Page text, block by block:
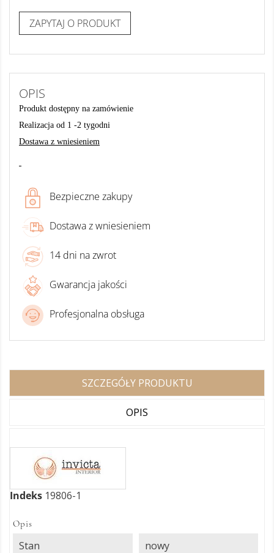
OPIS
Produkt dostępny na zamówienie
Realizacja od 1 -2 tygodni
Dostawa z wniesieniem
Bezpieczne zakupy
Dostawa z wniesieniem
14 dni na zwrot
Gwarancja jakości
Profesjonalna obsługa
ZAPYTAJ O PRODUKT
SZCZEGÓŁY PRODUKTU
OPIS
Indeks 19806-1
Opis
Stan nowy